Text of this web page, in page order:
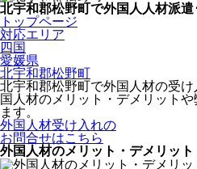
北宇和郡松野町で外国人人材派
トップページ
対応エリア
四国
愛媛県
北宇和郡松野町
北宇和郡松野町で外国人材の受
国人材のメリット・デメリット
ます。
外国人材受け入れの
お問合せはこちら
外国人材のメリット・デメリット